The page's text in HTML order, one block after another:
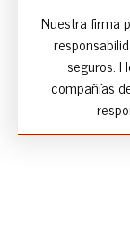
Nuestra firma
seguros.
compañías